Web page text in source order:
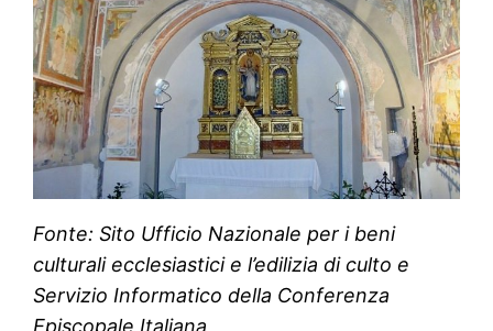
Fonte: Sito Ufficio Nazionale per i beni
culturali ecclesiastici e l’edilizia di culto e
Servizio Informatico della Conferenza
Episcopale Italiana